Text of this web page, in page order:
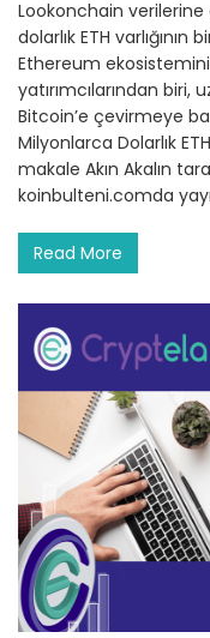
Lookonchain
dolarlık ETH
Ethereum
yatırımcılarından biri,
Bitcoin’e çevirmeye
Milyonlarca Dolarlık
makale Akın Akalın
koinbulteni.comda
Read More